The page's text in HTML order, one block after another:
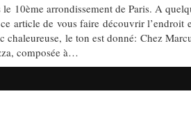
arrondissement de Paris. A
article de vous faire découvrir l’endroit
le ton est donné: Chez
composée à…